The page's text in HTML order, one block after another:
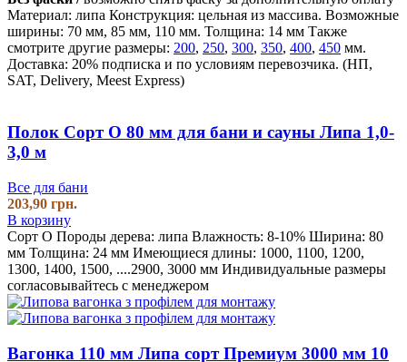
Материал: липа Конструкция: цельная из массива. Возможные
ширины: 70 мм, 85 мм, 110 мм. Толщина: 14 мм Также
смотрите другие размеры: 200, 250, 300, 350, 400, 450 мм.
Доставка: 20% подписка и по условиям перевозчика. (НП,
SAT, Delivery, Meest Express)
Полок Сорт О 80 мм для бани и сауны Липа 1,0-
3,0 м
Все для бани
203,90 грн.
В корзину
Сорт О Породы дерева: липа Влажность: 8-10% Ширина: 80
мм Толщина: 24 мм Имеющиеся длины: 1000, 1100, 1200,
1300, 1400, 1500, ....2900, 3000 мм Индивидуальные размеры
согласовывайтесь с менеджером
Вагонка 110 мм Липа сорт Премиум 3000 мм 10